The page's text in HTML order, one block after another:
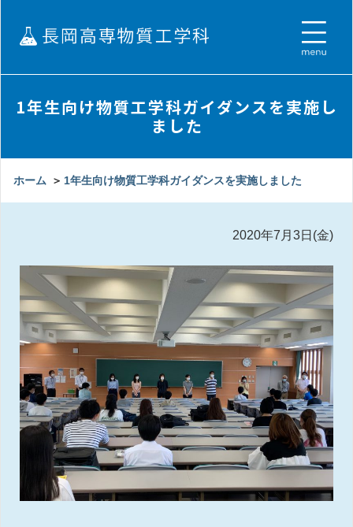
1年生向け物質工学科ガイダンスを実施し
ました
ホーム ＞ 1年生向け物質工学科ガイダンスを実施しました
2020年7月3日(金)